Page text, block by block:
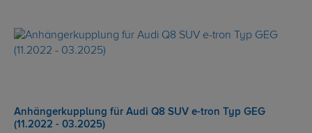
Anhängerkupplung für Audi Q8 SUV e-tron Typ GEG
(11.2022 - 03.2025)